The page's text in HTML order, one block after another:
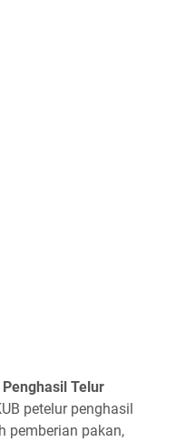
Telur
petelur penghasil
pemberian pakan,